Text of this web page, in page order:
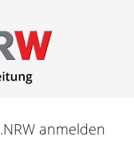
anmelden